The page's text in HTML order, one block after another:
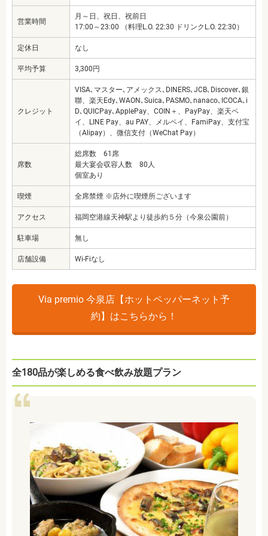
営業時間
月～日、祝日、祝前日
17:00～23:00 （料理L.O. 22:30 ドリンクL.O. 22:30）
定休日 なし
平均予算 3,300円
クレジット
VISA､マスター､アメックス､DINERS､JCB､Discover､銀
聯、楽天Edy､WAON､Suica､PASMO､nanaco､ICOCA､i
D､QUICPay､ApplePay、COIN＋、PayPay、楽天ペ
イ、LINE Pay、au PAY、メルペイ、FamiPay、支付宝
（Alipay）、微信支付（WeChat Pay）
席数
総席数 61席
最大宴会収容人数 80人
個室あり
喫煙 全席禁煙 ※店外に喫煙所ございます
アクセス 福岡空港線天神駅より徒歩約５分（今泉公園前）
駐車場 無し
店舗設備 Wi-Fiなし
Via premio 今泉店【ホットペッパーネット予
約】はこちらから！
全180品が楽しめる食べ飲み放題プラン